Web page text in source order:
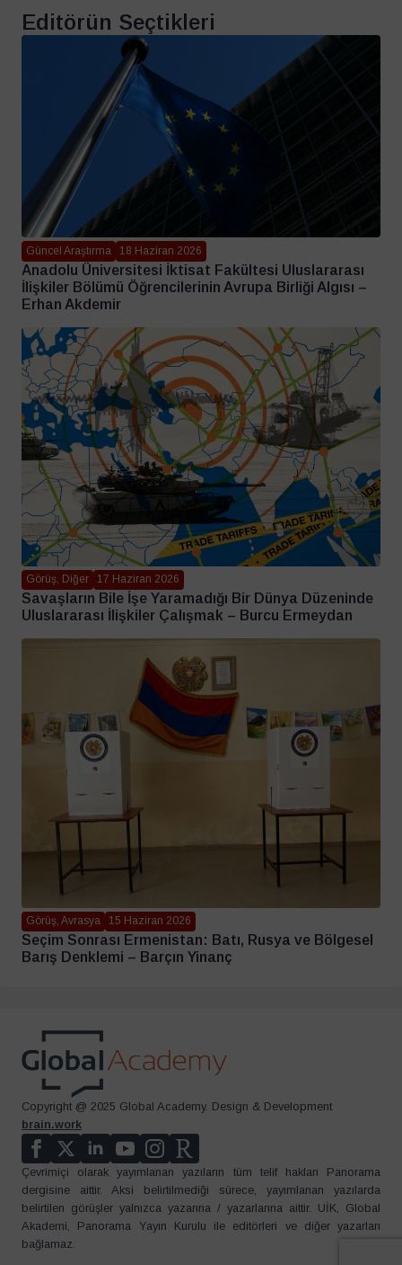
Editörün Seçtikleri
Güncel Araştırma 18 Haziran 2026
Anadolu Üniversitesi İktisat Fakültesi Uluslararası
İlişkiler Bölümü Öğrencilerinin Avrupa Birliği Algısı –
Erhan Akdemir
Görüş, Diğer 17 Haziran 2026
Savaşların Bile İşe Yaramadığı Bir Dünya Düzeninde
Uluslararası İlişkiler Çalışmak – Burcu Ermeydan
Görüş, Avrasya 15 Haziran 2026
Seçim Sonrası Ermenistan: Batı, Rusya ve Bölgesel
Barış Denklemi – Barçın Yinanç
Copyright @ 2025 Global Academy. Design & Development
brain.work
Çevrimiçi olarak yayımlanan yazıların tüm telif hakları Panorama
dergisine aittir. Aksi belirtilmediği sürece, yayımlanan yazılarda
belirtilen görüşler yalnızca yazarına / yazarlarına aittir. UİK, Global
Akademi, Panorama Yayın Kurulu ile editörleri ve diğer yazarları
bağlamaz.